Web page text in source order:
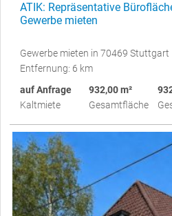
ATIK: Repräsentative
Gewerbe mieten
Gewerbe mieten in 70469 Stuttgart
Entfernung: 6 km
auf Anfrage
Kaltmiete
932,00 m²
Gesamtfläche